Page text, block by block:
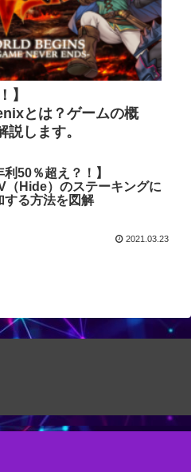
】
とは？ゲームの概
します。
利50％超え？！】
（Hide）のステーキングに
する方法を図解
2021.03.23